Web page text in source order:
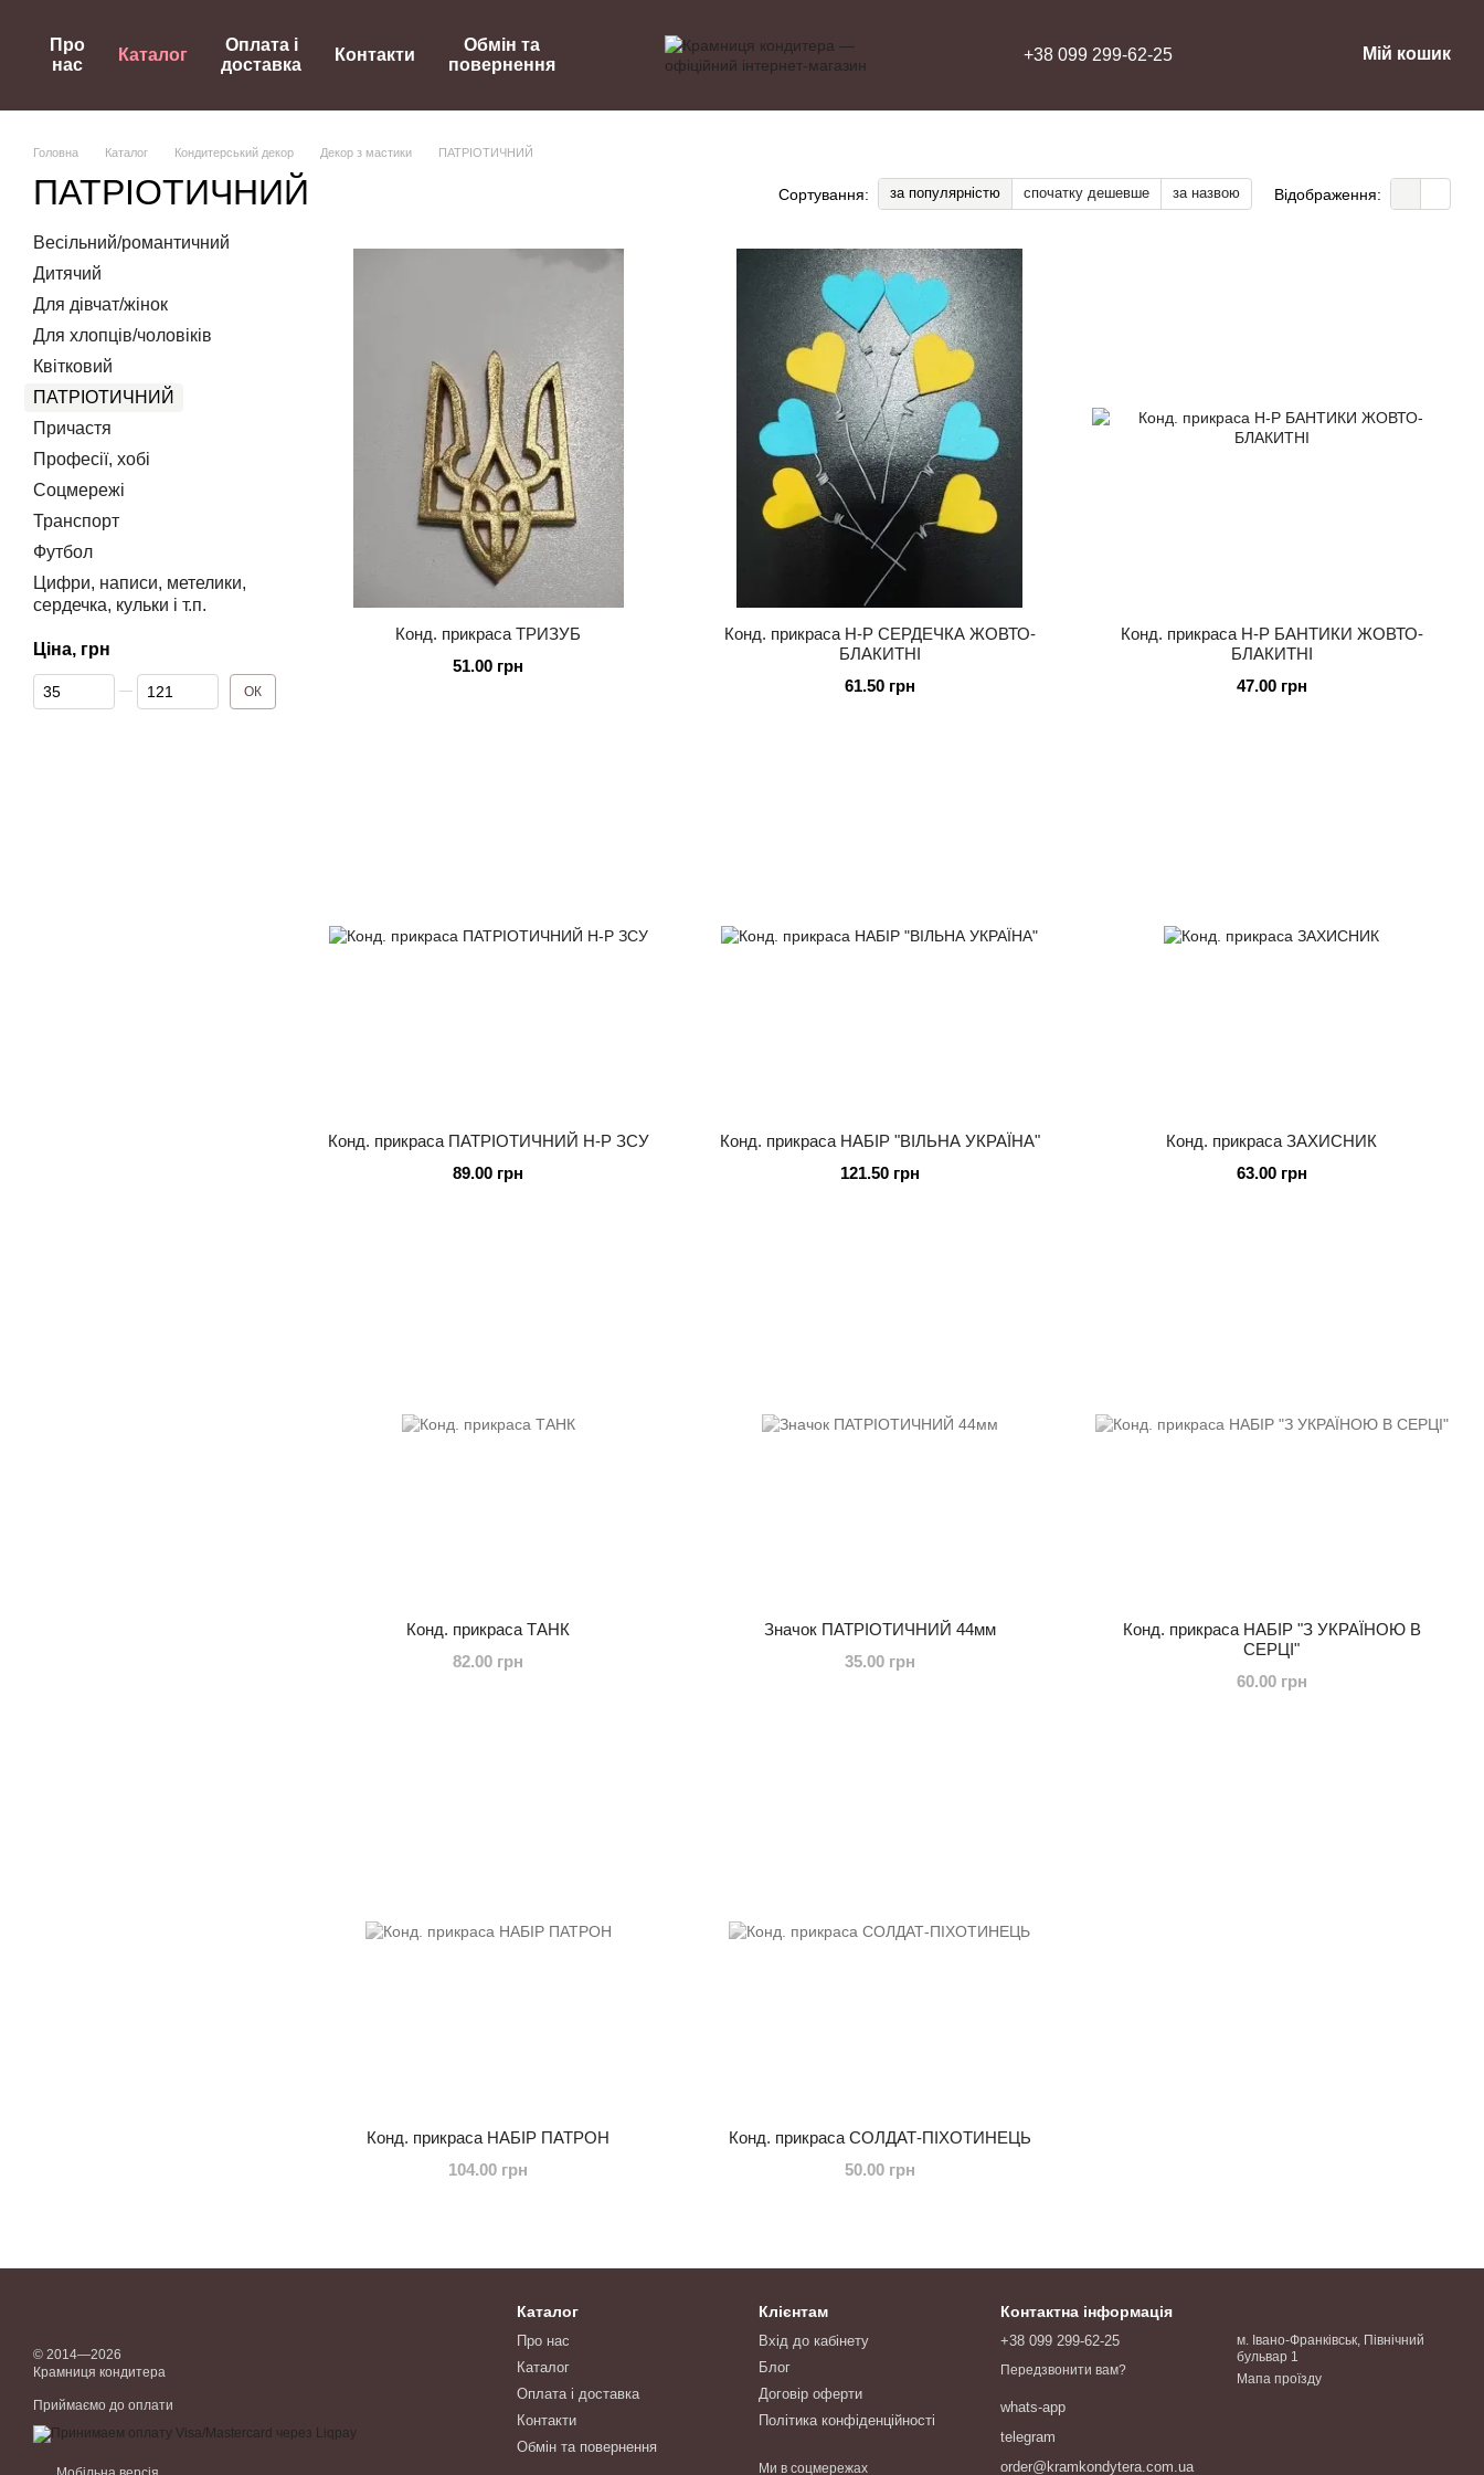
Про
нас
Каталог
Оплата і
доставка
Контакти
Обмін та
повернення
+38 099 299-62-25 Мій кошик
Головна Каталог Кондитерський декор Декор з мастики ПАТРІОТИЧНИЙ
ПАТРІОТИЧНИЙ Сортування: за популярністю спочатку дешевше за назвою Відображення:
Конд. прикраса ТРИЗУБ
51.00 грн
Конд. прикраса Н-Р СЕРДЕЧКА ЖОВТО-
БЛАКИТНІ
61.50 грн
Конд. прикраса Н-Р БАНТИКИ ЖОВТО-
БЛАКИТНІ
47.00 грн
Конд. прикраса ПАТРІОТИЧНИЙ Н-Р ЗСУ
89.00 грн
Конд. прикраса НАБІР "ВІЛЬНА УКРАЇНА"
121.50 грн
Конд. прикраса ЗАХИСНИК
63.00 грн
Конд. прикраса ТАНК
82.00 грн
Значок ПАТРІОТИЧНИЙ 44мм
35.00 грн
Конд. прикраса НАБІР "З УКРАЇНОЮ В
СЕРЦІ"
60.00 грн
Конд. прикраса НАБІР ПАТРОН
104.00 грн
Конд. прикраса СОЛДАТ-ПІХОТИНЕЦЬ
50.00 грн
Весільний/романтичний
Дитячий
Для дівчат/жінок
Для хлопців/чоловіків
Квітковий
ПАТРІОТИЧНИЙ
Причастя
Професії, хобі
Соцмережі
Транспорт
Футбол
Цифри, написи, метелики,
сердечка, кульки і т.п.
Ціна, грн
Від Ціна, грн
До Ціна, грн ОК
© 2014—2026
Крамниця кондитера
Приймаємо до оплати
Каталог
Про нас
Каталог
Оплата і доставка
Контакти
Обмін та повернення
Клієнтам
Вхід до кабінету
Блог
Договір оферти
Політика конфіденційності
Ми в соцмережах
Контактна інформація
+38 099 299-62-25
Передзвонити вам?
whats-app
telegram
order@kramkondytera.com.ua
м. Івано-Франківськ, Північний
бульвар 1
Мапа проїзду